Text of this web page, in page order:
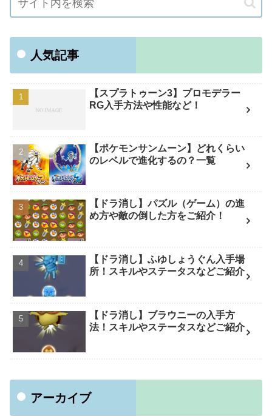
人気記事
【スプラトゥーン3】プロモデラー
RG入手方法や性能など！
【ポケモンサンムーン】どれくらい
のレベルで進化するの？一覧
【ドラ消し】パズル（ゲーム）の進
め方や敵の倒した方をご紹介！
【ドラ消し】ふゆしょうぐん入手場
所！スキルやステータスなどご紹介
【ドラ消し】ブラウニーの入手方
法！スキルやステータスなどご紹介
アーカイブ